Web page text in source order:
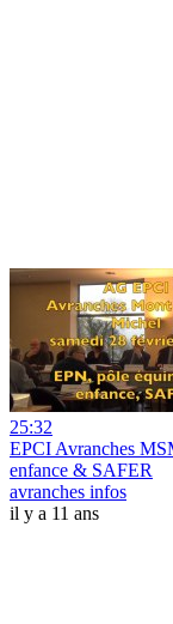
25:32
EPCI Avranches
enfance & SAFER
avranches infos
il y a 11 ans